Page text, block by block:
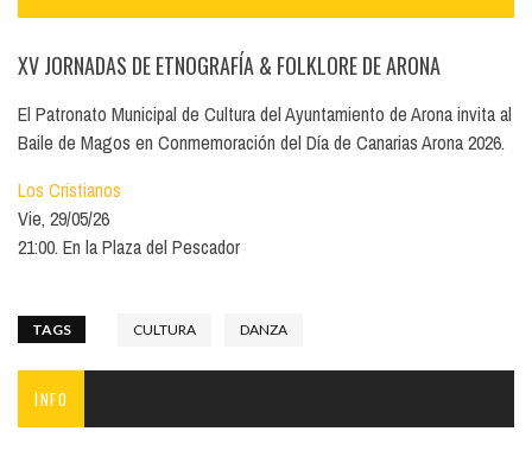
XV JORNADAS DE ETNOGRAFÍA & FOLKLORE DE ARONA
El Patronato Municipal de Cultura del Ayuntamiento de Arona invita al
Baile de Magos en Conmemoración del Día de Canarias Arona 2026.
Los Cristianos
Vie, 29/05/26
21:00. En la Plaza del Pescador
TAGS CULTURA DANZA
INFO